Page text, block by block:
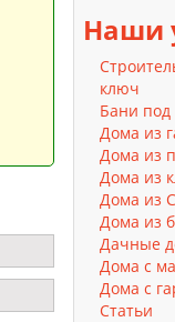
Наши
ключ
Бани
Дома из
Дома из
Дома из
Дома из
Дома из
Дачные
Дома с
Дома с
Статьи